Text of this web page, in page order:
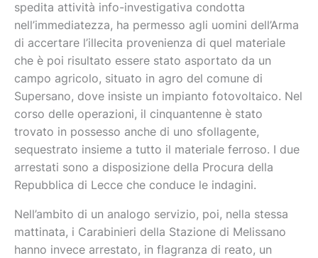
spedita attività info-investigativa condotta
nell’immediatezza, ha permesso agli uomini dell’Arma
di accertare l’illecita provenienza di quel materiale
che è poi risultato essere stato asportato da un
campo agricolo, situato in agro del comune di
Supersano, dove insiste un impianto fotovoltaico. Nel
corso delle operazioni, il cinquantenne è stato
trovato in possesso anche di uno sfollagente,
sequestrato insieme a tutto il materiale ferroso. I due
arrestati sono a disposizione della Procura della
Repubblica di Lecce che conduce le indagini.
Nell’ambito di un analogo servizio, poi, nella stessa
mattinata, i Carabinieri della Stazione di Melissano
hanno invece arrestato, in flagranza di reato, un